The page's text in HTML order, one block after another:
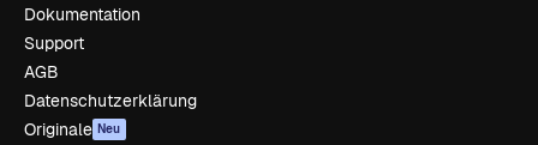
Dokumentation
Support
AGB
Datenschutzerklärung
Originale Neu